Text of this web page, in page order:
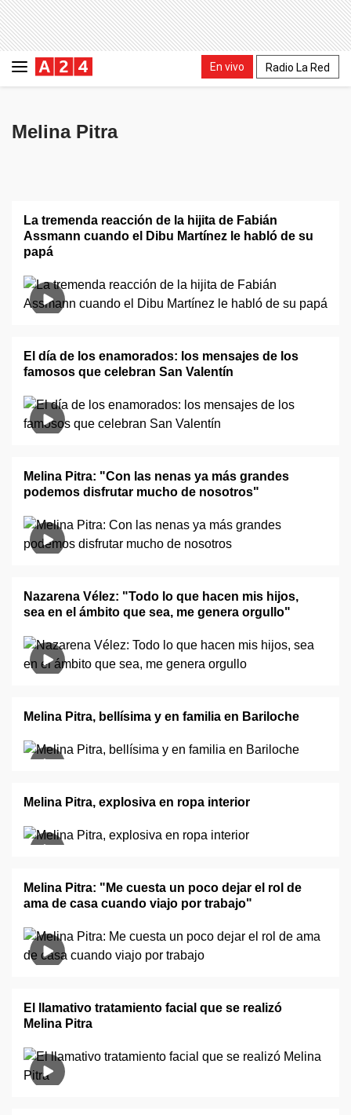
En vivo Radio La Red
Melina Pitra
La tremenda reacción de la hijita de Fabián
Assmann cuando el Dibu Martínez le habló de su
papá
El día de los enamorados: los mensajes de los
famosos que celebran San Valentín
Melina Pitra: "Con las nenas ya más grandes
podemos disfrutar mucho de nosotros"
Nazarena Vélez: "Todo lo que hacen mis hijos,
sea en el ámbito que sea, me genera orgullo"
Melina Pitra, bellísima y en familia en Bariloche
Melina Pitra, explosiva en ropa interior
Melina Pitra: "Me cuesta un poco dejar el rol de
ama de casa cuando viajo por trabajo"
El llamativo tratamiento facial que se realizó
Melina Pitra